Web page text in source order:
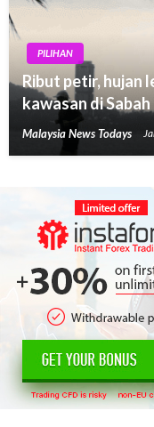
PILIHAN
Ribut petir, hujan
kawasan di Sabah
Malaysia News Todays